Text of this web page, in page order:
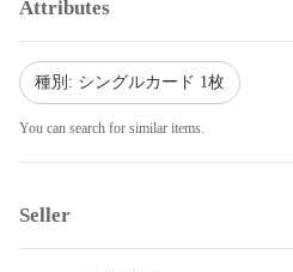
Attributes
種別: シングルカード 1枚
You can search for similar items.
Seller